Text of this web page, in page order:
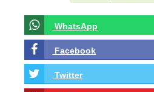
WhatsApp
Facebook
Twitter